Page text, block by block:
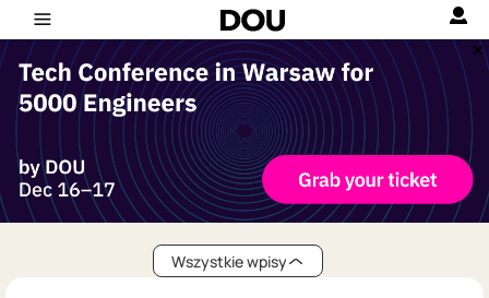
Wszystkie wpisy